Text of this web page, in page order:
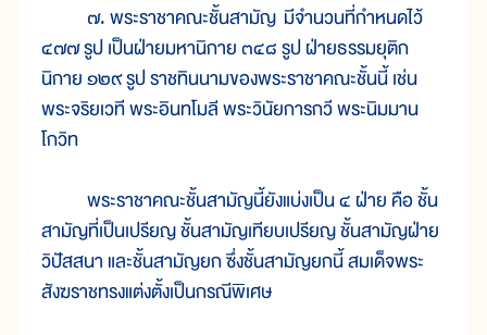
๗. พระราชาคณะชั้นสามัญ มีจำนวนที่กำหนดไว้
๔๗๗ รูป เป็นฝ่ายมหานิกาย ๓๔๘ รูป ฝ่ายธรรมยุติก
นิกาย ๑๒๙ รูป ราชทินนามของพระราชาคณะชั้นนี้ เช่น
พระจริยเวที พระอินทโมลี พระวินัยการกวี พระนิมมาน
โกวิท
พระราชาคณะชั้นสามัญนี้ยังแบ่งเป็น ๔ ฝ่าย คือ ชั้น
สามัญที่เป็นเปรียญ ชั้นสามัญเทียบเปรียญ ชั้นสามัญฝ่าย
วิปัสสนา และชั้นสามัญยก ซึ่งชั้นสามัญยกนี้ สมเด็จพระ
สังฆราชทรงแต่งตั้งเป็นกรณีพิเศษ